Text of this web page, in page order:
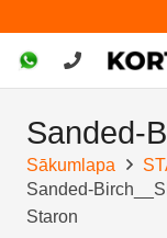
Sanded-
Sākumlapa
Sanded-
Staron